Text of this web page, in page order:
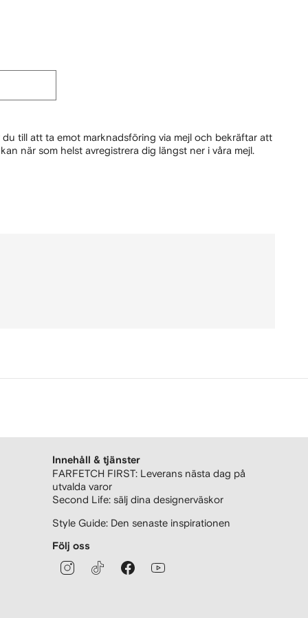
till att ta emot marknadsföring via mejl och bekräftar att
när som helst avregistrera dig längst ner i våra mejl.
Innehåll & tjänster
FARFETCH FIRST: Leverans nästa dag på
utvalda varor
Second Life: sälj dina designerväskor
Style Guide: Den senaste inspirationen
Följ oss